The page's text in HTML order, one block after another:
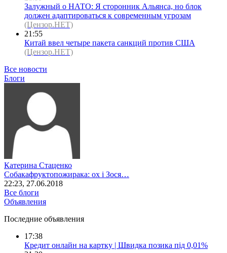
Залужный о НАТО: Я сторонник Альянса, но блок
должен адаптироваться к современным угрозам
(Цензор.НЕТ)
21:55
Китай ввел четыре пакета санкций против США
(Цензор.НЕТ)
Все новости
Блоги
Катерина Стаценко
Собакафруктопожирака: ох і Зося…
22:23, 27.06.2018
Все блоги
Объявления
Последние объявления
17:38
Кредит онлайн на картку | Швидка позика під 0,01%